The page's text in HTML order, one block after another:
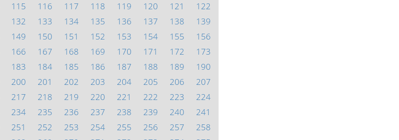
115 116 117 118 119 120 121
122
132 133 134 135 136 137 138
139
149 150 151 152 153 154 155
156
166 167 168 169 170 171 172
173
183 184 185 186 187 188 189
190
200 201 202 203 204 205 206
207
217 218 219 220 221 222 223
224
234 235 236 237 238 239 240
241
251 252 253 254 255 256 257
258